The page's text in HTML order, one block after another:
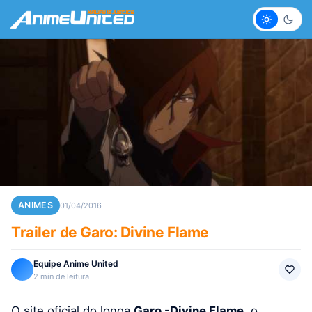
Claro
ANIMES 01/04/2016
Trailer de Garo: Divine Flame
Equipe Anime United
2 min de leitura